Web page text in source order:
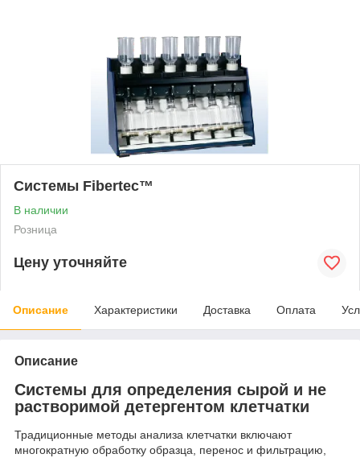
Системы Fibertec™
В наличии
Розница
Цену уточняйте
Описание Характеристики Доставка Оплата
Описание
Системы для определения сырой и не
растворимой детергентом клетчатки
Традиционные методы анализа клетчатки включают
многократную обработку образца, перенос и фильтрацию,